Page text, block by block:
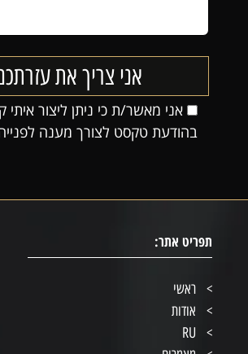
אני מאשר/ת כי ניתן ליצור איתי
בהודעת טקסט לצורך מענה לפנייה
תפריט אתר:
ראשי
אודות
RU